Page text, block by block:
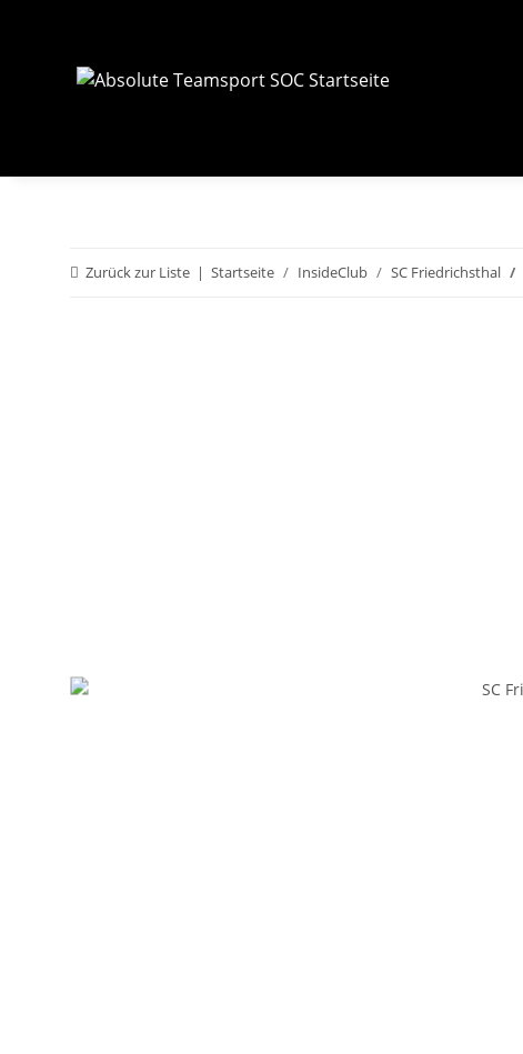
Zurück zur Liste Startseite InsideClub SC Friedrichsthal